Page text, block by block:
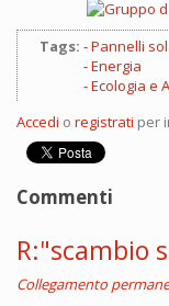
Tags:
Pannelli
Energia
Ecologia e
Accedi o registrati per
Commenti
R:"scambio
Collegamento